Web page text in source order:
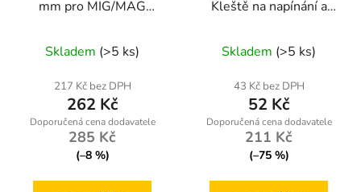
mm pro MIG/MAG
Skladem (>5 ks)
217 Kč bez DPH
262 Kč
285 Kč
(–8 %)
Kleště na napínání a
kola
Skladem (>5 ks)
43 Kč bez DPH
52 Kč
211 Kč
(–75 %)